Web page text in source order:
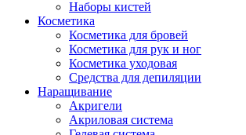
Наборы кистей
Косметика
Косметика для бровей
Косметика для рук и ног
Косметика уходовая
Средства для депиляции
Наращивание
Акригели
Акриловая система